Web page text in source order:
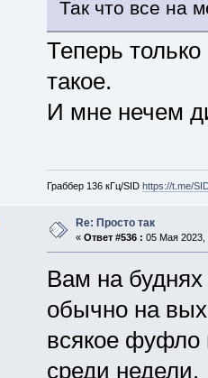
Так что все на
Теперь только
такое.
И мне нечем
Граббер 136 кГц/SID https://t.me/
Re: Просто так
« Ответ #536 : 05 Мая 2023,
Вам на буднях
обычно на
всякое фуфло
среди недели.